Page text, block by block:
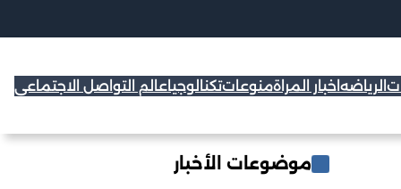
الرياضه اخبار المراةمنوعاتتكنالوجياعالم التواصل الاجتماعي
موضوعات الأخبار